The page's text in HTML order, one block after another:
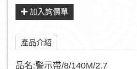
加入詢價單
產品介紹
品名:警示帶/8/140M/2.7